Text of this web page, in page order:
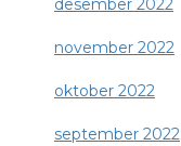
desember 2022
november 2022
oktober 2022
september 2022